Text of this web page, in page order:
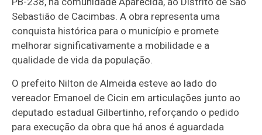
Sebastião de Cacimbas. A obra representa uma
conquista histórica para o município e promete
melhorar significativamente a mobilidade e a
qualidade de vida da população.
O prefeito Nilton de Almeida esteve ao lado do
vereador Emanoel de Cicin em articulações junto ao
deputado estadual Gilbertinho, reforçando o pedido
para execução da obra que há anos é aguardada